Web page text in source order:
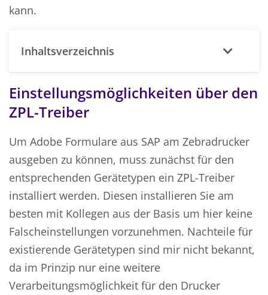
kann.
Inhaltsverzeichnis
Einstellungsmöglichkeiten über den
ZPL-Treiber
Um Adobe Formulare aus SAP am Zebradrucker
ausgeben zu können, muss zunächst für den
entsprechenden Gerätetypen ein ZPL-Treiber
installiert werden. Diesen installieren Sie am
besten mit Kollegen aus der Basis um hier keine
Falscheinstellungen vorzunehmen. Nachteile für
existierende Gerätetypen sind mir nicht bekannt,
da im Prinzip nur eine weitere
Verarbeitungsmöglichkeit für den Drucker